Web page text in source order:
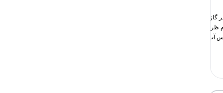
گازی روتاری اورینت سرد و
آب و هوایی ...